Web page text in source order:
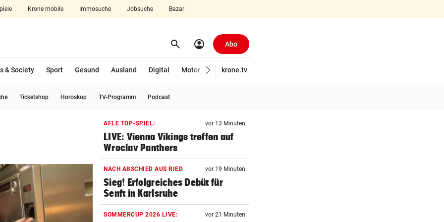
Krone mobile Immosuche Jobsuche Bazar
aufklappen search Suchen
account_circle Abo
& Society Sport Gesund Ausland Digital Motor Wirtschaft
krone.tv
Ticketshop Horoskop TV-Programm Podcast
AFLE TOP-SPIEL: vor 13 Minuten
LIVE: Vienna Vikings treffen auf
Wroclav Panthers
NACH ABSCHIED AUS RIED vor 19 Minuten
Sieg! Erfolgreiches Debüt für
Senft in Karlsruhe
SOMMERCUP 2026 LIVE: vor 21 Minuten